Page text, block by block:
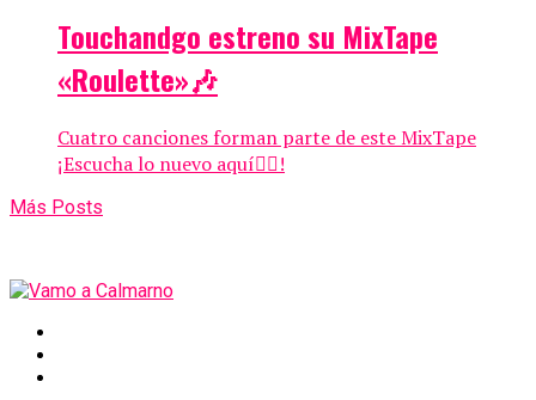
Touchandgo estreno su MixTape
«Roulette»🎶
Cuatro canciones forman parte de este MixTape
¡Escucha lo nuevo aquí👇🏼!
Más Posts